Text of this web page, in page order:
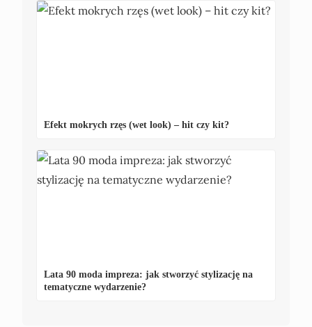
Efekt mokrych rzęs (wet look) – hit czy kit?
Lata 90 moda impreza: jak stworzyć stylizację na
tematyczne wydarzenie?